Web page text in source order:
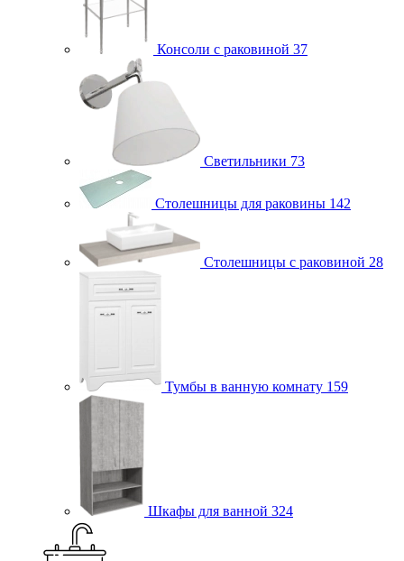
Консоли с раковиной 37
Светильники 73
Столешницы для раковины 142
Столешницы с раковиной 28
Тумбы в ванную комнату 159
Шкафы для ванной 324